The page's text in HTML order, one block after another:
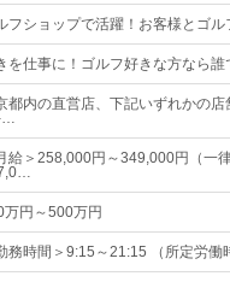
フショップで活躍！お客様とゴ
を仕事に！ゴルフ好きな方なら誰
都内の直営店、下記いずれかの
…
給＞258,000円～349,000円（一
万円～500万円
務時間＞9:15～21:15 （所定労